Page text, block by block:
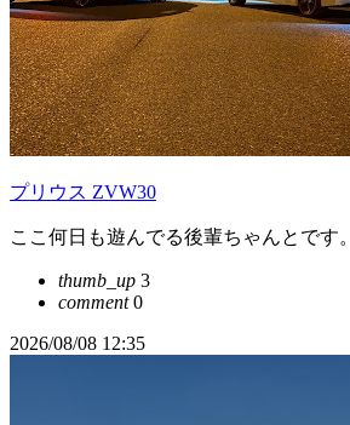
プリウス ZVW30
ここ何日も遊んでる後輩ちゃんとです。
thumb_up 3
comment0
2026/08/08 12:35